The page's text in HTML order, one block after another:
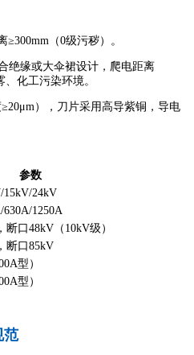
≥300mm（0级污秽）。
绝缘或大伞裙设计，爬电距离
、化工污染环境。
），刀片采用高导紫铜，导电
参数
15kV/24kV
630A/1250A
断口48kV（10kV级）
断口85kV
型）
型）
范